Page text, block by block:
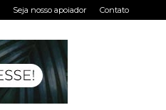
Seja nosso apoiador Contato